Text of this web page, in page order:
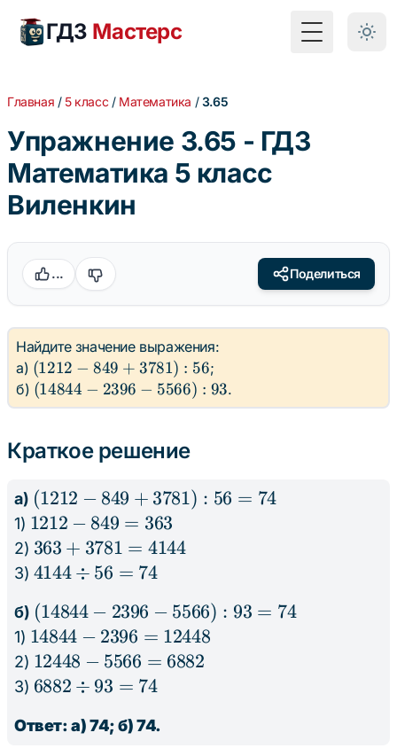
ГДЗ Мастерс Toggle Menu
Главная / 5 класс / Математика /3.65
Упражнение 3.65 - ГДЗ
Математика 5 класс
Виленкин
... Поделиться
Найдите значение выражения:
а) (1212
- 849
+
: 56
(1212 − 849 + 3781) : 56;
б) (14844
- 2396
5566) :
(14844 − 2396 − 5566) : 93.
Краткое решение
а) (1212
- 849
+
3781)
= 74
(1212 − 849 + 3781) : 56 = 74
1) 1212
-
849
363
1212 − 849 = 363
2) 363
+
=
4144
363 + 3781 = 4144
3) 4144
56
=
74
4144 ÷ 56 = 74
б) (14844
- 2396
-
5566)
74
(14844 − 2396 − 5566) : 93 = 74
1) 14844
-
2396
12448
14844 − 2396 = 12448
2) 12448
-
=
12448 − 5566 = 6882
3) 6882
93
6882 ÷ 93 = 74
Ответ: а) 74; б) 74.